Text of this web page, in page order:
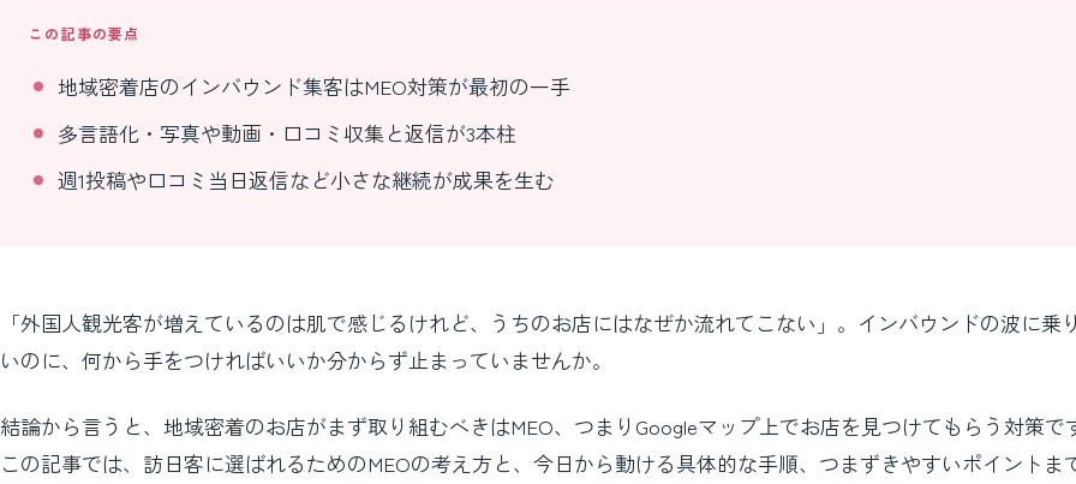
この記事の要点
地域密着店のインバウンド集客はMEO対策が最初の一手
多言語化・写真や動画・口コミ収集と返信が3本柱
週1投稿や口コミ当日返信など小さな継続が成果を生む
「外国人観光客が増えているのは肌で感じるけれど、うちのお店にはなぜか流れてこない」。インバウンドの波に乗
いのに、何から手をつければいいか分からず止まっていませんか。
結論から言うと、地域密着のお店がまず取り組むべきはMEO、つまりGoogleマップ上でお店を見つけてもらう対策で
この記事では、訪日客に選ばれるためのMEOの考え方と、今日から動ける具体的な手順、つまずきやすいポイントま